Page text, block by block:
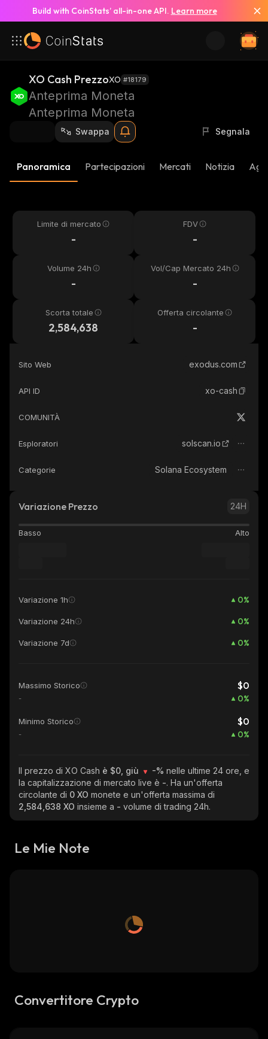
Build with CoinStats’ all-in-one API. Learn more
XO Cash PrezzoXO #18179
Anteprima Moneta
Anteprima Moneta
Swappa Segnala
Panoramica Partecipazioni Mercati Notizia
Limite di mercato
-
FDV
-
Volume 24h
-
Vol/Cap Mercato 24h
-
Scorta totale
2,584,638
Offerta circolante
-
Sito Web exodus.com
API ID xo-cash
COMUNITÀ
Esploratori solscan.io
Categorie Solana Ecosystem
Variazione Prezzo 24H
Basso Alto
Variazione 1h 0%
Variazione 24h 0%
Variazione 7d 0%
Massimo Storico $0
- 0%
Minimo Storico $0
- 0%
Il prezzo di XO Cash è $0, giù -% nelle ultime 24 ore, e
la capitalizzazione di mercato live è -. Ha un'offerta
circolante di 0 XO monete e un'offerta massima di
2,584,638 XO insieme a - volume di trading 24h.
Le Mie Note
Convertitore Crypto